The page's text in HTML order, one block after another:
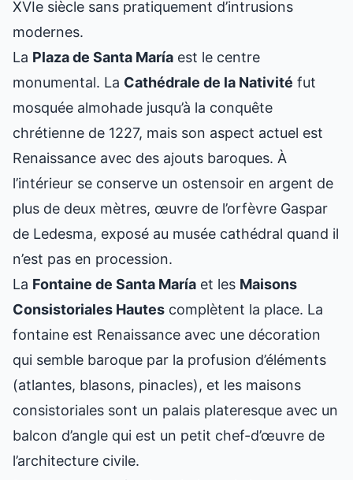
XVIe siècle sans pratiquement d’intrusions
modernes.
La Plaza de Santa María est le centre
monumental. La Cathédrale de la Nativité fut
mosquée almohade jusqu’à la conquête
chrétienne de 1227, mais son aspect actuel est
Renaissance avec des ajouts baroques. À
l’intérieur se conserve un ostensoir en argent de
plus de deux mètres, œuvre de l’orfèvre Gaspar
de Ledesma, exposé au musée cathédral quand il
n’est pas en procession.
La Fontaine de Santa María et les Maisons
Consistoriales Hautes complètent la place. La
fontaine est Renaissance avec une décoration
qui semble baroque par la profusion d’éléments
(atlantes, blasons, pinacles), et les maisons
consistoriales sont un palais plateresque avec un
balcon d’angle qui est un petit chef-d’œuvre de
l’architecture civile.